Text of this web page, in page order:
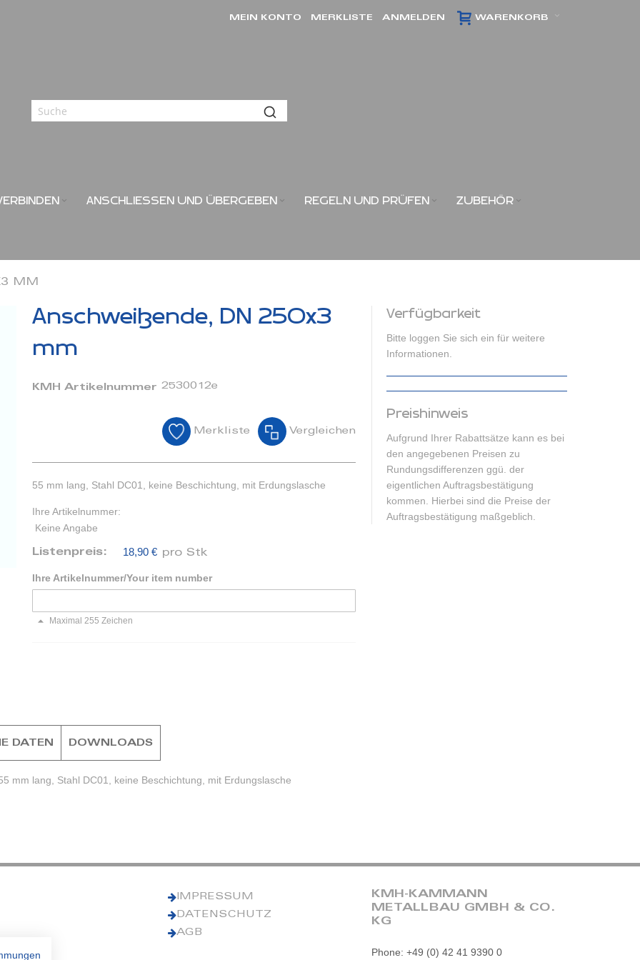
WARENKORB
MEIN KONTO MERKLISTE ANMELDEN
ANSCHLIESSEN UND ÜBERGEBEN REGELN UND PRÜFEN ZUBEHÖR
MM
Anschweißende, DN 250x3
mm
KMH Artikelnummer 2530012e
Merkliste Vergleichen
55 mm lang, Stahl DC01, keine Beschichtung, mit Erdungslasche
Ihre Artikelnummer:
Keine Angabe
Listenpreis: 18,90 € pro Stk
Ihre Artikelnummer/Your item number
Maximal 255 Zeichen
Verfügbarkeit
Bitte loggen Sie sich ein für weitere
Informationen.
Preishinweis
Aufgrund Ihrer Rabattsätze kann es bei
den angegebenen Preisen zu
Rundungsdifferenzen ggü. der
eigentlichen Auftragsbestätigung
kommen. Hierbei sind die Preise der
Auftragsbestätigung maßgeblich.
mm lang, Stahl DC01, keine Beschichtung, mit Erdungslasche
DATEN DOWNLOADS
IMPRESSUM
DATENSCHUTZ
AGB
KMH-KAMMANN
METALLBAU GMBH & CO.
KG
Phone: +49 (0) 42 41 9390 0